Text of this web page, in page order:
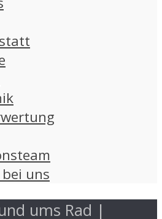
uns
ums Rad |